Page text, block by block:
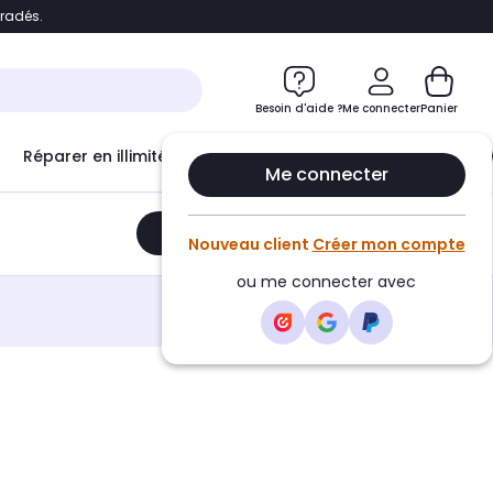
Accéder directement au chatbot
Besoin d'aide ?Me connecter
Me connecter
Nouveau client Créer mon compte
ou me connecter avec
Panier
Réparer en illimité avec Le Club Infinity
Ajouter au panier •